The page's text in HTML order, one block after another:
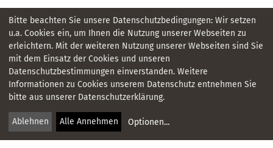
KONTAKT
IMPRESSUM
DATENSCHUTZ
Bitte beachten Sie unsere Datenschutzbedingungen: Wir setzen
u.a. Cookies ein, um Ihnen die Nutzung unserer Webseiten zu
erleichtern. Mit der weiteren Nutzung unserer Webseiten sind Sie
mit dem Einsatz der Cookies und unseren
Datenschutzbestimmungen einverstanden. Weitere
Informationen zu Cookies unserem Datenschutz entnehmen Sie
bitte aus unserer Datenschutzerklärung.
Ablehnen Alle Annehmen Optionen...